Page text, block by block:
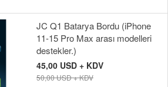
JC Q1 Batarya Bordu (iPhone
11-15 Pro Max arası modelleri
destekler.)
45,00 USD + KDV
50,00 USD + KDV